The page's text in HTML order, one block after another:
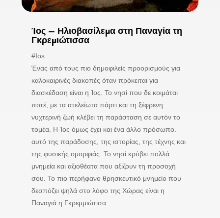
Ίος – Ηλιοβασίλεμα στη Παναγία τη
Γκρεμιώτισσα
#Ios
Ένας από τους πιο δημοφιλείς προορισμούς για
καλοκαιρινές διακοπές όταν πρόκειται για
διασκέδαση είναι η Ίος. Το νησί που δε κοιμάται
ποτέ, με τα ατελείωτα πάρτι και τη ξέφρενη
νυχτερινή ζωή κλέβει τη παράσταση σε αυτόν το
τομέα. Η Ίος όμως έχει και ένα άλλο πρόσωπο.
αυτό της παράδοσης, της ιστορίας, της τέχνης και
της φυσικής ομορφιάς. Το νησί κρύβει πολλά
μνημεία και αξιοθέατα που αξίζουν τη προσοχή
σου. Το πιο περήφανο θρησκευτικό μνημείο που
δεσπόζει ψηλά στο λόφο της Χώρας είναι η
Παναγιά η Γκρεμμιώτισα.